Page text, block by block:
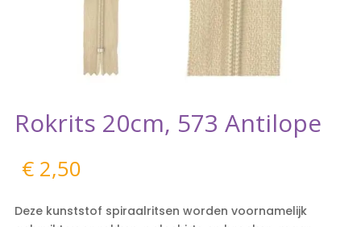
Rokrits 20cm, 573 Antilope
€2,50
Deze kunststof spiraalritsen worden voornamelijk